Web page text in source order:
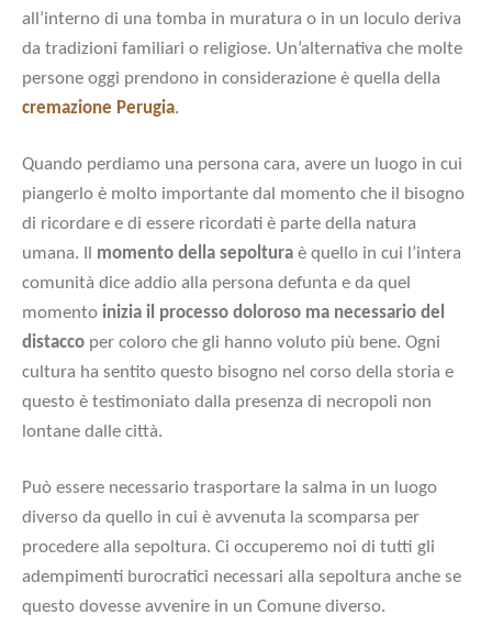
all’interno di una tomba in muratura o in un loculo deriva
da tradizioni familiari o religiose. Un’alternativa che molte
persone oggi prendono in considerazione è quella della
cremazione Perugia.
Quando perdiamo una persona cara, avere un luogo in cui
piangerlo è molto importante dal momento che il bisogno
di ricordare e di essere ricordati è parte della natura
umana. Il momento della sepoltura è quello in cui l’intera
comunità dice addio alla persona defunta e da quel
momento inizia il processo doloroso ma necessario del
distacco per coloro che gli hanno voluto più bene. Ogni
cultura ha sentito questo bisogno nel corso della storia e
questo è testimoniato dalla presenza di necropoli non
lontane dalle città.
Può essere necessario trasportare la salma in un luogo
diverso da quello in cui è avvenuta la scomparsa per
procedere alla sepoltura. Ci occuperemo noi di tutti gli
adempimenti burocratici necessari alla sepoltura anche se
questo dovesse avvenire in un Comune diverso.